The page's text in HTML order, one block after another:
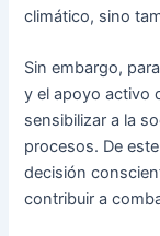
climático, sino
Sin embargo,
y el apoyo activo
sensibilizar a la
procesos. De
decisión
contribuir a